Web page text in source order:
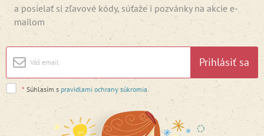
a posielať si zľavové kódy, súťaže i pozvánky na akcie e-
mailom
Prihlásiť sa
* Súhlasím s pravidlami ochrany súkromia